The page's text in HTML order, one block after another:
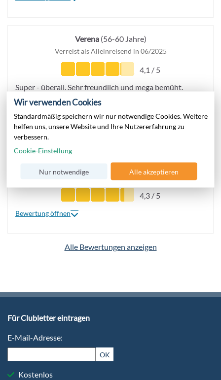
Verena(56-60 Jahre)
Verreist als Alleinreisend in 06/2025
4,1 / 5
Super - überall. Sehr freundlich und mega bemüht.
Abwechslung wird geboten. Auch im Pool
Bewertung öffnen
(26-30 Jahre)
Verreist als Alleinreisend in 07/2024
4,3 / 5
Bewertung öffnen
Alle Bewertungen anzeigen
Für Clubletter eintragen
E-Mail-Adresse:
OK
Kostenlos
Wir verwenden Cookies
Standardmäßig speichern wir nur notwendige Cookies. Weitere
helfen uns, unsere Website und Ihre Nutzererfahrung zu
verbessern.
Cookie-Einstellung
Nur notwendige Alle akzeptieren